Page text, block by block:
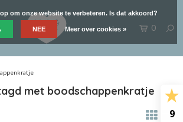
9
0
met boodschappenkratje
om onze website te verbeteren. Is dat akkoord?
NEE Meer over cookies »